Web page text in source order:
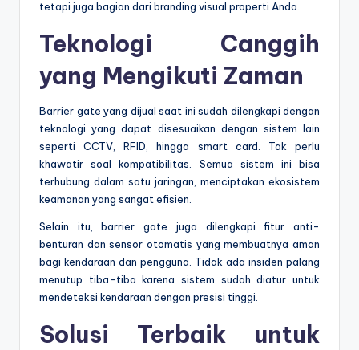
tetapi juga bagian dari branding visual properti Anda.
Teknologi Canggih
yang Mengikuti Zaman
Barrier gate yang dijual saat ini sudah dilengkapi dengan
teknologi yang dapat disesuaikan dengan sistem lain
seperti CCTV, RFID, hingga smart card. Tak perlu
khawatir soal kompatibilitas. Semua sistem ini bisa
terhubung dalam satu jaringan, menciptakan ekosistem
keamanan yang sangat efisien.
Selain itu, barrier gate juga dilengkapi fitur anti-
benturan dan sensor otomatis yang membuatnya aman
bagi kendaraan dan pengguna. Tidak ada insiden palang
menutup tiba-tiba karena sistem sudah diatur untuk
mendeteksi kendaraan dengan presisi tinggi.
Solusi Terbaik untuk